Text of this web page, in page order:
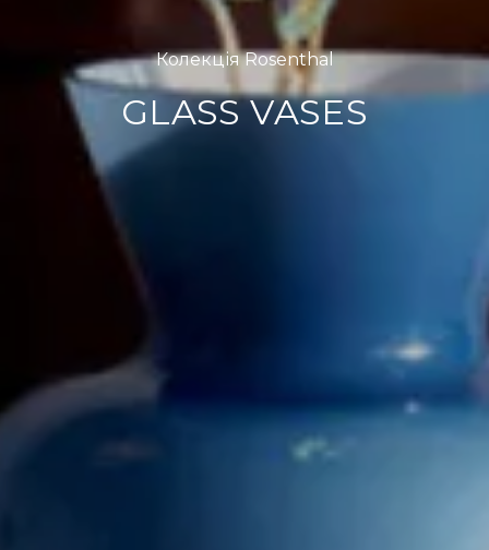
Колекція Rosenthal
GLASS VASES